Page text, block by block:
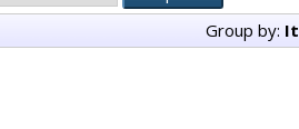
Group by: